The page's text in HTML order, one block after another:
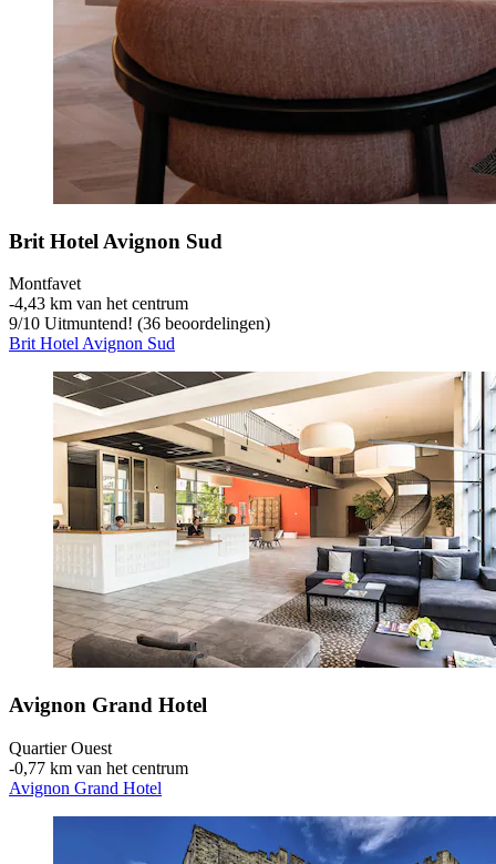
Brit Hotel Avignon Sud
Montfavet
‐4,43 km van het centrum
9/10 Uitmuntend! (36 beoordelingen)
Brit Hotel Avignon Sud
Avignon Grand Hotel
Quartier Ouest
‐0,77 km van het centrum
Avignon Grand Hotel